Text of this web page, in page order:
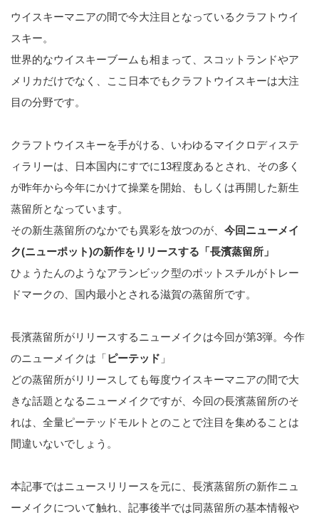
ウイスキーマニアの間で今大注目となっているクラフトウイ
スキー。
世界的なウイスキーブームも相まって、スコットランドやア
メリカだけでなく、ここ日本でもクラフトウイスキーは大注
目の分野です。
クラフトウイスキーを手がける、いわゆるマイクロディステ
ィラリーは、日本国内にすでに13程度あるとされ、その多く
が昨年から今年にかけて操業を開始、もしくは再開した新生
蒸留所となっています。
その新生蒸留所のなかでも異彩を放つのが、 今回ニューメイ
ク(ニューポット)の新作をリリースする「長濱蒸留所」
ひょうたんのようなアランビック型のポットスチルがトレー
ドマークの、国内最小とされる滋賀の蒸留所です。
長濱蒸留所がリリースするニューメイクは今回が第3弾。今作
のニューメイクは「ピーテッド 」
どの蒸留所がリリースしても毎度ウイスキーマニアの間で大
きな話題となるニューメイクですが、今回の長濱蒸留所のそ
れは、全量ピーテッドモルトとのことで注目を集めることは
間違いないでしょう。
本記事ではニュースリリースを元に、長濱蒸留所の新作ニュ
ーメイクについて触れ、記事後半では同蒸留所の基本情報や